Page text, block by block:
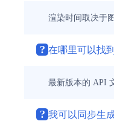
渲染时间取决于
? 在哪里可以找
最新版本的 API
? 我可以同步生